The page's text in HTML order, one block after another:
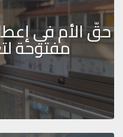
حقّ الأم في
مفتوحة